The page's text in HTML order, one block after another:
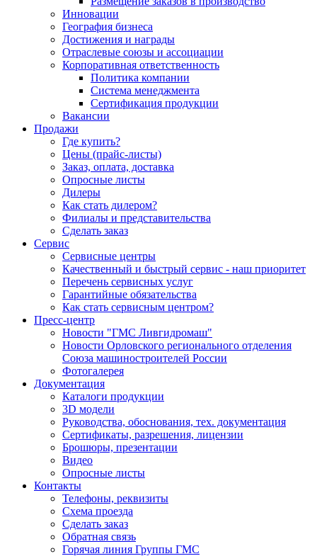
Инновации
География бизнеса
Достижения и награды
Отраслевые союзы и ассоциации
Корпоративная ответственность
Политика компании
Система менеджмента
Сертификация продукции
Вакансии
Продажи
Где купить?
Цены (прайс-листы)
Заказ, оплата, доставка
Опросные листы
Дилеры
Как стать дилером?
Филиалы и представительства
Сделать заказ
Сервис
Сервисные центры
Качественный и быстрый сервис - наш приоритет
Перечень сервисных услуг
Гарантийные обязательства
Как стать сервисным центром?
Пресс-центр
Новости "ГМС Ливгидромаш"
Новости Орловского регионального отделения
Союза машиностроителей России
Фотогалерея
Документация
Каталоги продукции
3D модели
Руководства, обоснования, тех. документация
Сертификаты, разрешения, лицензии
Брошюры, презентации
Видео
Опросные листы
Контакты
Телефоны, реквизиты
Схема проезда
Сделать заказ
Обратная связь
Горячая линия Группы ГМС